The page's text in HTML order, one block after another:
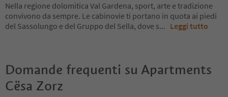
Nella regione dolomitica Val Gardena, sport, arte e tradizione
convivono da sempre. Le cabinovie ti portano in quota ai piedi
del Sassolungo e del Gruppo del Sella, dove s... Leggi tutto
Domande frequenti su Apartments
Cësa Zorz